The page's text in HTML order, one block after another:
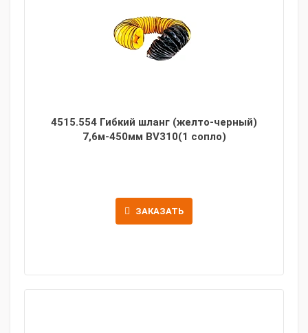
4515.554 Гибкий шланг (желто-черный)
7,6м-450мм BV310(1 сопло)
ЗАКАЗАТЬ